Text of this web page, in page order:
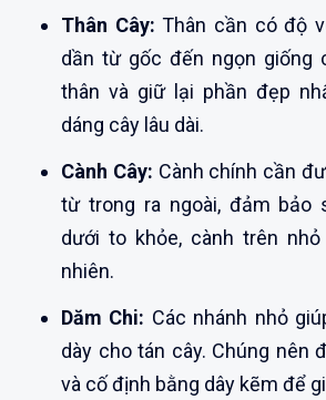
Thân Cây: Thân cần có độ
dần từ gốc đến ngọn giống
thân và giữ lại phần đẹp
dáng cây lâu dài.
Cành Cây: Cành chính cần
từ trong ra ngoài, đảm bảo
dưới to khỏe, cành trên
nhiên.
Dăm Chi: Các nhánh nhỏ
dày cho tán cây. Chúng nên
và cố định bằng dây kẽm để